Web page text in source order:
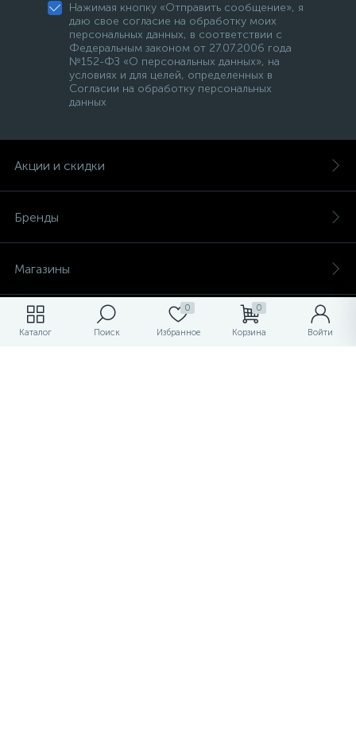
Каталог Поиск
0
Избранное
0
Корзина Войти
Нажимая кнопку «Отправить сообщение», я
даю свое согласие на обработку моих
персональных данных, в соответствии с
Федеральным законом от 27.07.2006 года
№152-ФЗ «О персональных данных», на
условиях и для целей, определенных в
Согласии на обработку персональных
данных
Акции и скидки
Бренды
Магазины
Услуги